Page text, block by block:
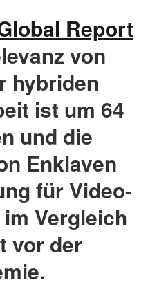
Report
von
hybriden
ist um 64
und die
Enklaven
für Video-
Vergleich
vor der